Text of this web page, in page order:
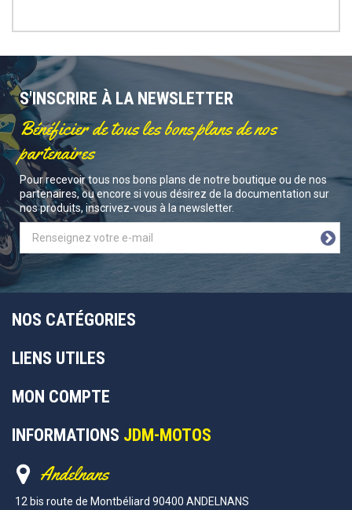
S'INSCRIRE À LA NEWSLETTER
Bénéficier de tous les bons plans de nos
partenaires
Pour recevoir tous nos bons plans de notre boutique ou de nos
partenaires, ou encore si vous désirez de la documentation sur
nos produits, inscrivez-vous à la newsletter.
NOS CATÉGORIES
LIENS UTILES
MON COMPTE
INFORMATIONS JDM-MOTOS
Andelnans
12 bis route de Montbéliard 90400 ANDELNANS